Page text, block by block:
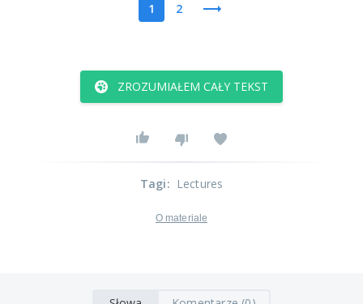
1 2
ZROZUMIAŁEM CAŁY TEKST
Tagi: Lectures
O materiale